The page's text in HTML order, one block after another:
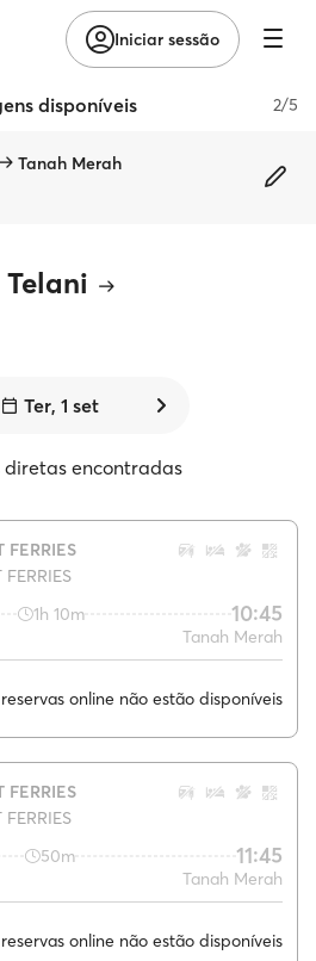
Iniciar sessão
disponíveis 2/5
Tanah Merah
Ter, 1 set
diretas encontradas
FERRIES
1h 10m 10:45
Tanah Merah
online não estão disponíveis
FERRIES
50m 11:45
Tanah Merah
online não estão disponíveis